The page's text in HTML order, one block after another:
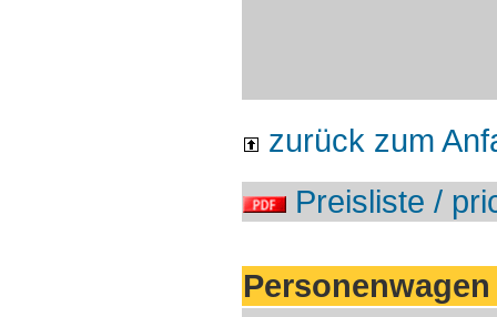
zurück zum
Preisliste /
Personenwagen